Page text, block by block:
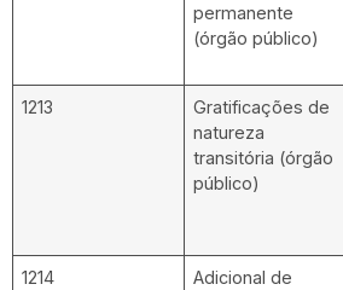
permanente
(órgão público)
1213
Gratificações de
natureza
transitória (órgão
público)
1214
Adicional de